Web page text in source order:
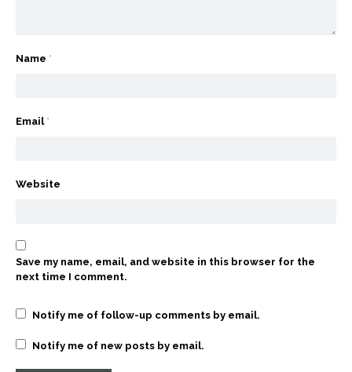
Name *
Email *
Website
Save my name, email, and website in this browser for the
next time I comment.
Notify me of follow-up comments by email.
Notify me of new posts by email.